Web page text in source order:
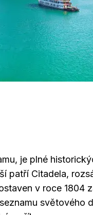
je plné
patří Citadela,
v roce 1804
světového